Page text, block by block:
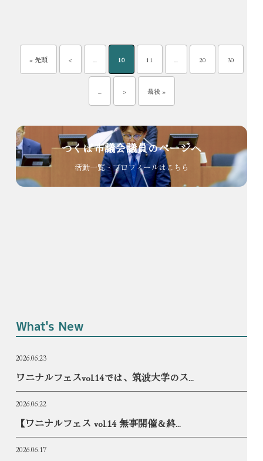
« 先頭 < ... 10 11 ... 20 30
... > 最後 »
つくば市議会議員のページへ
活動一覧・プロフィールはこちら
What's New
2026.06.23
ワニナルフェスvol.14では、筑波大学のス...
2026.06.22
【ワニナルフェス vol.14 無事開催＆終...
2026.06.17